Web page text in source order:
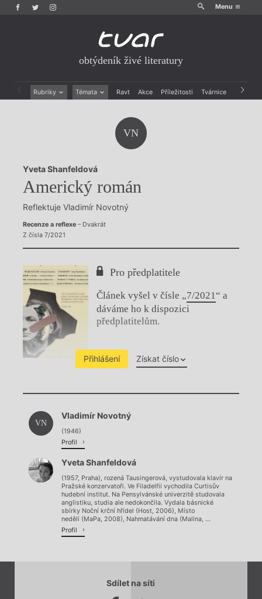
Menu
obtýdeník živé literatury
Rubriky Témata Ravt Akce Příležitosti Tvárnice Archiv
Rozhovory
Dokument
Výroční ceny
VN
Yveta Shanfeldová
Americký román
Reflektuje Vladimír Novotný
Recenze a reflexe– Dvakrát
Z čísla 7/2021
Pro předplatitele
Článek vyšel v čísle „7/2021“ a
dáváme ho k dispozici
předplatitelům.
Přihlášení Získat číslo
Chviličku.
Načítá se.
VN
Vladimír Novotný
(1946)
Profil
Yveta Shanfeldová
(1957, Praha), rozená Tausingerová, vystudovala klavír na
Pražské konzervatoři. Ve Filadelfii vychodila Curtisův
hudební institut. Na Pensylvánské univerzitě studovala
anglistiku, studia ale nedokončila. Vydala básnické
sbírky Noční krční hřídel (Host, 2006), Místo
nedělí (MaPa, 2008), Nahmatávání dna (Malina, ...
Profil
Sdílet na síti